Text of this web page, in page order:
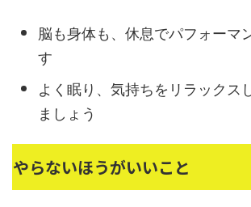
脳も身体も、休息でパフォーマ
す
よく眠り、気持ちをリラックス
ましょう
やらないほうがいいこと